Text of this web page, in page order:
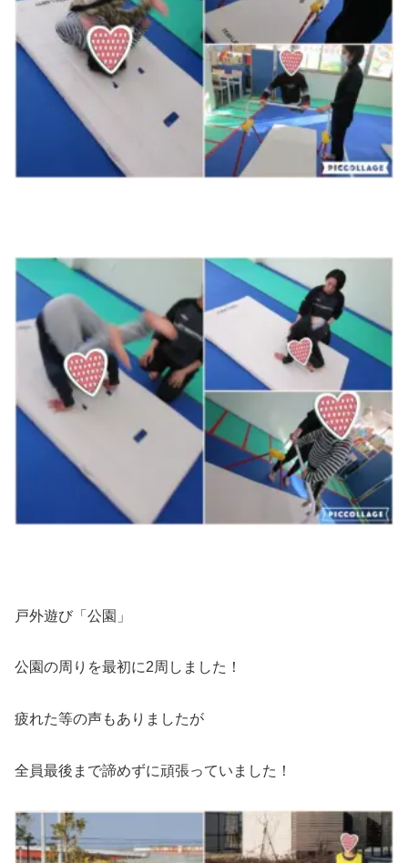
戸外遊び「公園」
公園の周りを最初に2周しました！
疲れた等の声もありましたが
全員最後まで諦めずに頑張っていました！